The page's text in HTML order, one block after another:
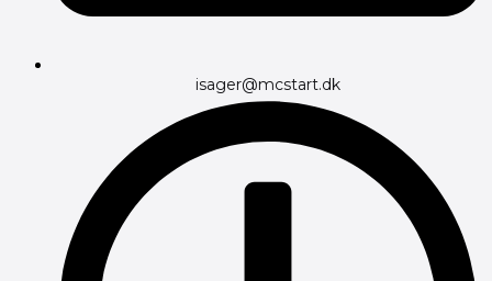
isager@mcstart.dk